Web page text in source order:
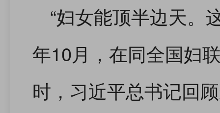
“妇女能顶半边天。
年10月，在同全国妇
时，习近平总书记回